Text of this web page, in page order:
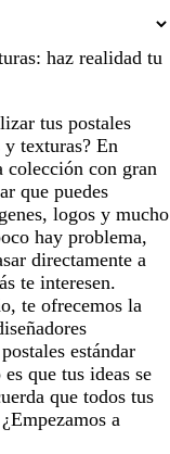
haz realidad tu
tus postales
y texturas? En
colección con gran
que puedes
logos y mucho
hay problema,
directamente a
te interesen.
te ofrecemos la
estándar
que tus ideas se
que todos tus
a